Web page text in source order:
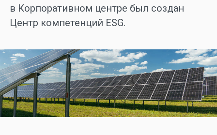
в Корпоративном центре был создан
Центр компетенций ESG.